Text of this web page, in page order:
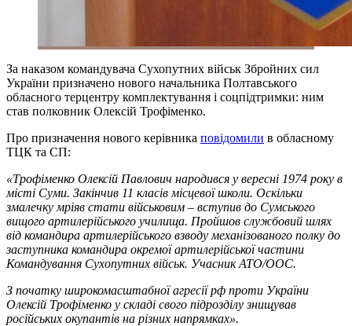
За наказом командувача Сухопутних військ Збройних сил
України призначено нового начальника Полтавського
обласного терцентру комплектування і соцпідтримки: ним
став полковник Олексій Трофіменко.
Про призначення нового керівника повідомили в обласному
ТЦК та СП:
«Трофіменко Олексій Павлович народився у вересні 1974 року в
місті Суми. Закінчив 11 класів місцевої школи. Оскільки
змалечку мріяв стати військовим – вступив до Сумського
вищого артилерійського училища. Пройшов службовий шлях
від командира артилерійського взводу механізованого полку до
заступника командира окремої артилерійської частини
Командування Сухопутних військ. Учасник АТО/ООС.
З початку широкомасштабної агресії рф проти України
Олексій Трофіменко у складі свого підрозділу знищував
російських окупантів на різних напрямках».